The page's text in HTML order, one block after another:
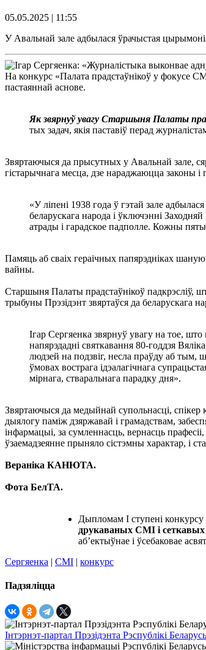
05.05.2025 | 11:55
У Авальнай зале адбылася ўрачыстая
На конкурс «Палата прадстаўнікоў у фокусе
пастаяннай аснове.
Як звярнуў увагу Старшыня Палаты
тых задач, якія паставіў перад
Звяртаючыся да прысутных у Авальнай зале,
гістарычнага месца, дзе нараджаюцца законы
«У ліпені 1938 года ў гэтай зале
беларускага народа і ўключэнні
атрады і гарадское падполле. Кожны пяты
Памяць аб сваіх гераічных папярэдніках
вайны.
Старшыня Палаты прадстаўнікоў падкрэсліў,
трыбуны Прэзідэнт звяртаўся да беларускага
Ігар Сергяенка звярнуў увагу на тое,
напярэдадні святкавання 80-годдзя
людзей на подзвіг, несла праўду аб тым,
ўмовах вострага ідэалагічнага
мірнага, стваральнага парадку дня».
Звяртаючыся да медыйнай супольнасці,
дыялогу паміж дзяржавай і грамадствам,
інфармацыі, за сумленнасць, вернасць
ўзаемадзеянне прыняло сістэмны характар, і
Вераніка КАНЮТА.
Фота БелТА.
Дыпломам Ι ступені
друкаваных СМІ і сеткавых
аб’ектыўнае і ўсебаковае
Сергяенка | СМІ | конкурс
Падзяліцца
Інтэрнэт-партал Прэзідэнта Рэспублікі Беларусь